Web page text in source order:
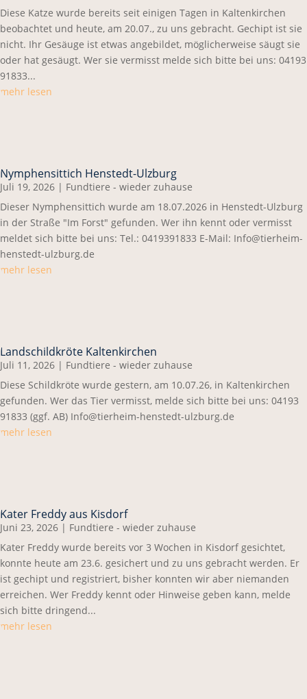
Diese Katze wurde bereits seit einigen Tagen in Kaltenkirchen
beobachtet und heute, am 20.07., zu uns gebracht. Gechipt ist sie
nicht. Ihr Gesäuge ist etwas angebildet, möglicherweise säugt sie
oder hat gesäugt. Wer sie vermisst melde sich bitte bei uns: 04193
91833...
mehr lesen
Nymphensittich Henstedt-Ulzburg
Juli 19, 2026 | Fundtiere - wieder zuhause
Dieser Nymphensittich wurde am 18.07.2026 in Henstedt-Ulzburg
in der Straße "Im Forst" gefunden. Wer ihn kennt oder vermisst
meldet sich bitte bei uns: Tel.: 0419391833 E-Mail: Info@tierheim-
henstedt-ulzburg.de
mehr lesen
Landschildkröte Kaltenkirchen
Juli 11, 2026 | Fundtiere - wieder zuhause
Diese Schildkröte wurde gestern, am 10.07.26, in Kaltenkirchen
gefunden. Wer das Tier vermisst, melde sich bitte bei uns: 04193
91833 (ggf. AB) Info@tierheim-henstedt-ulzburg.de
mehr lesen
Kater Freddy aus Kisdorf
Juni 23, 2026 | Fundtiere - wieder zuhause
Kater Freddy wurde bereits vor 3 Wochen in Kisdorf gesichtet,
konnte heute am 23.6. gesichert und zu uns gebracht werden. Er
ist gechipt und registriert, bisher konnten wir aber niemanden
erreichen. Wer Freddy kennt oder Hinweise geben kann, melde
sich bitte dringend...
mehr lesen